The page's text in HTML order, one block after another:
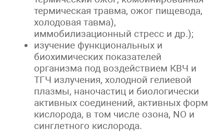
термическая травма, ожог пищевода,
холодовая тавма),
иммобилизационный стресс и др.);
изучение функциональных и
биохимических показателей
организма под воздействием КВЧ и
ТГЧ излучения, холодной гелиевой
плазмы, наночастиц и биологически
активных соединений, активных форм
кислорода, в том числе озона, NO и
синглетного кислорода.